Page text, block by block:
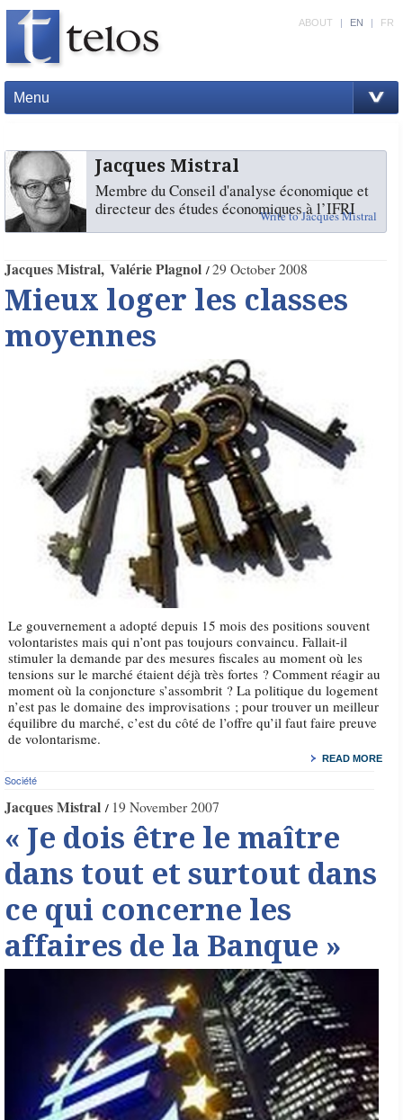
Menu
ABOUT | EN | FR
Jacques Mistral
Membre du Conseil d'analyse économique et
directeur des études économiques à l’IFRI
Write to Jacques Mistral
Jacques Mistral Valérie Plagnol 29 October 2008
Mieux loger les classes
moyennes
Le gouvernement a adopté depuis 15 mois des positions souvent
volontaristes mais qui n’ont pas toujours convaincu. Fallait-il
stimuler la demande par des mesures fiscales au moment où les
tensions sur le marché étaient déjà très fortes ? Comment réagir au
moment où la conjoncture s’assombrit ? La politique du logement
n’est pas le domaine des improvisations ; pour trouver un meilleur
équilibre du marché, c’est du côté de l’offre qu’il faut faire preuve
de volontarisme.
READ MORE
Société
Jacques Mistral 19 November 2007
« Je dois être le maître
dans tout et surtout dans
ce qui concerne les
affaires de la Banque »